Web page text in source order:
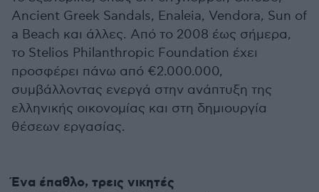
Ancient Greek Sandals, Enaleia, Vendora, Sun of
a Beach και άλλες. Από το 2008 έως σήμερα,
το Stelios Philanthropic Foundation έχει
προσφέρει πάνω από €2.000.000,
συμβάλλοντας ενεργά στην ανάπτυξη της
ελληνικής οικονομίας και στη δημιουργία
θέσεων εργασίας.
Ένα έπαθλο, τρεις νικητές